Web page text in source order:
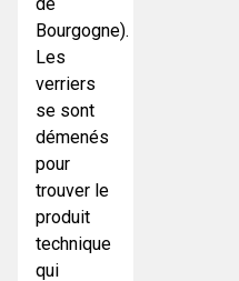
de
Bourgogne).
Les
verriers
se sont
démenés
pour
trouver le
produit
technique
qui